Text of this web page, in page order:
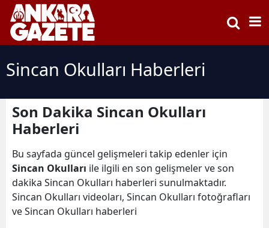
Sincan Okulları Haberleri
Son Dakika Sincan Okulları
Haberleri
Bu sayfada güncel gelişmeleri takip edenler için
Sincan Okulları ile ilgili en son gelişmeler ve son
dakika Sincan Okulları haberleri sunulmaktadır.
Sincan Okulları videoları, Sincan Okulları fotoğrafları
ve Sincan Okulları haberleri